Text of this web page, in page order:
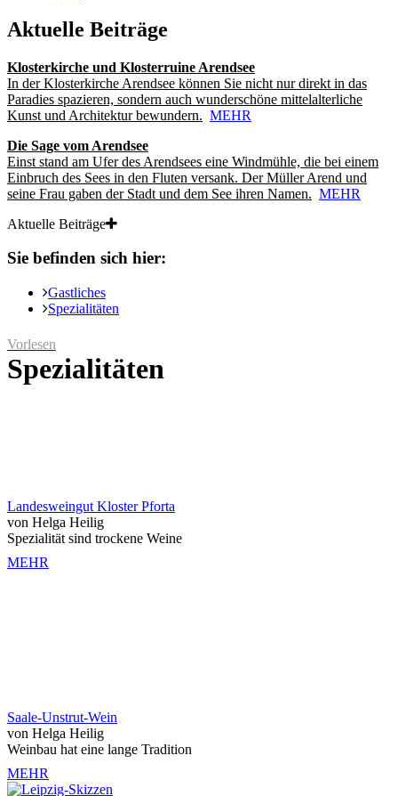
Aktuelle Beiträge
Klosterkirche und Klosterruine Arendsee
In der Klosterkirche Arendsee können Sie nicht nur direkt in das
Paradies spazieren, sondern auch wunderschöne mittelalterliche
Kunst und Architektur bewundern. MEHR
Die Sage vom Arendsee
Einst stand am Ufer des Arendsees eine Windmühle, die bei einem
Einbruch des Sees in den Fluten versank. Der Müller Arend und
seine Frau gaben der Stadt und dem See ihren Namen. MEHR
Aktuelle Beiträge
Sie befinden sich hier:
Gastliches
Spezialitäten
Vorlesen
Spezialitäten
Landesweingut Kloster Pforta
von Helga Heilig
Spezialität sind trockene Weine
MEHR
Saale-Unstrut-Wein
von Helga Heilig
Weinbau hat eine lange Tradition
MEHR